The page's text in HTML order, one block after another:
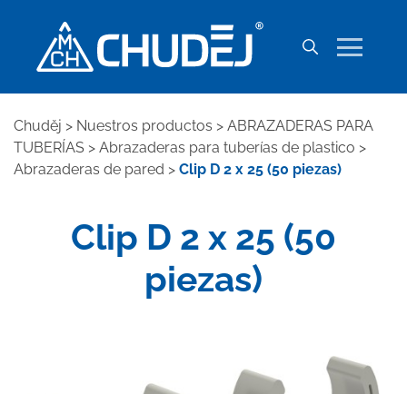
Chuděj > Nuestros productos > ABRAZADERAS PARA
TUBERÍAS > Abrazaderas para tuberías de plastico >
Abrazaderas de pared > Clip D 2 x 25 (50 piezas)
Clip D 2 x 25 (50
piezas)